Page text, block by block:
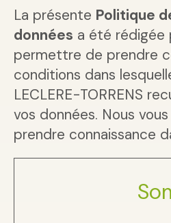
La présente Politique
données a été rédigée
permettre de prendre
conditions dans
LECLERE-TORRENS
vos données. Nous
prendre connaissance